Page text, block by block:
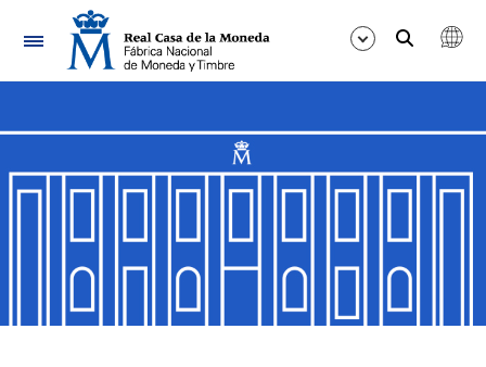
Navegación
Mostrar/Ocultar
Mostrar/Ocultar
Mostrar/Ocultar